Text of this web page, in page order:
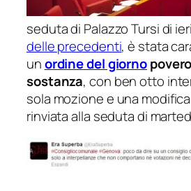
seduta di Palazzo Tursi di
delle precedenti, è stata
unordine del giorno
sostanza, con ben otto
sola mozione e una
rinviata alla seduta di